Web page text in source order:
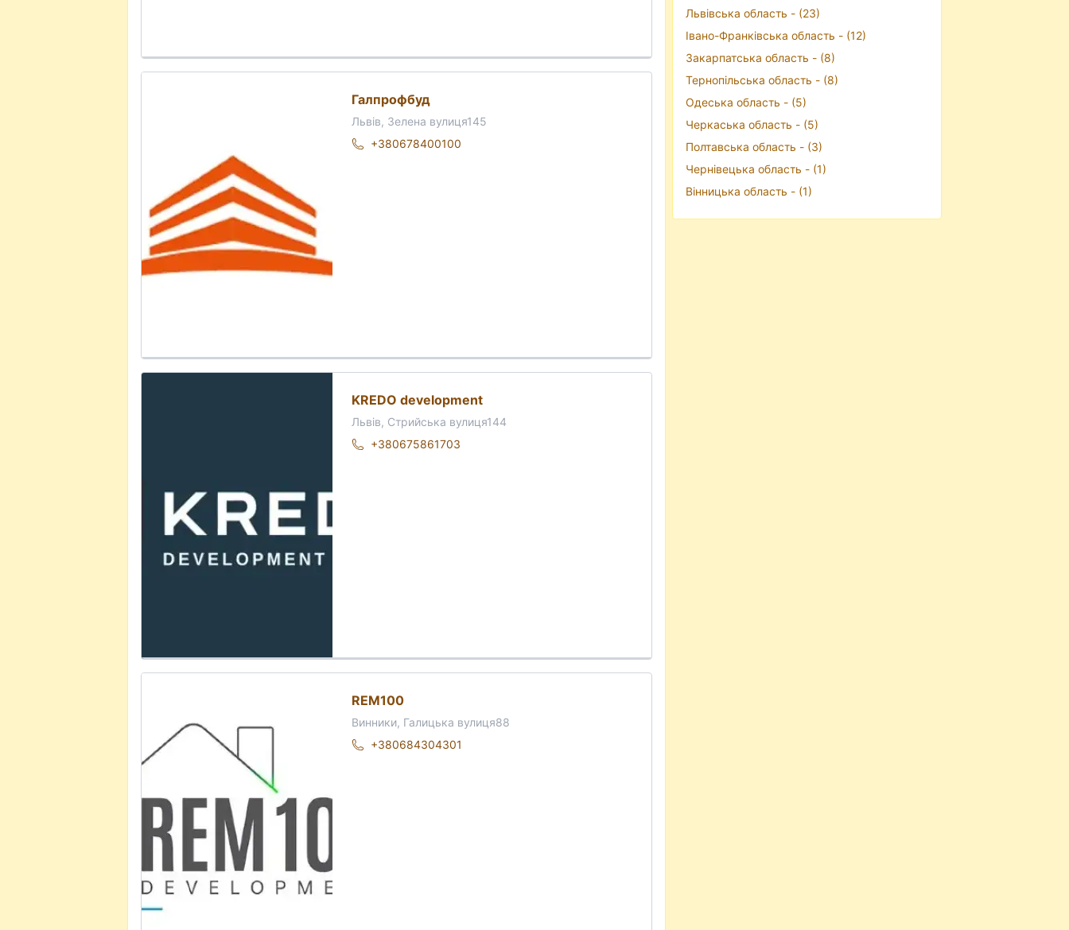
Галпрофбуд
Львів, Зелена вулиця145
+380678400100
KREDO development
Львів, Стрийська вулиця144
+380675861703
REM100
Винники, Галицька вулиця88
+380684304301
Львівська область - (23)
Івано-Франківська область - (12)
Закарпатська область - (8)
Тернопільська область - (8)
Одеська область - (5)
Черкаська область - (5)
Полтавська область - (3)
Чернівецька область - (1)
Вінницька область - (1)